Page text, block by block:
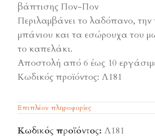
βάπτισης Πον-Πον
Περιλαμβάνει το λαδόπανο, την
μπάνιου και τα εσώρουχα του
το καπελάκι.
Αποστολή από 6 έως 10
Κωδικός προϊόντος: Λ181
Επιπλέον πληροφορίες
Κωδικός προϊόντος: Λ181